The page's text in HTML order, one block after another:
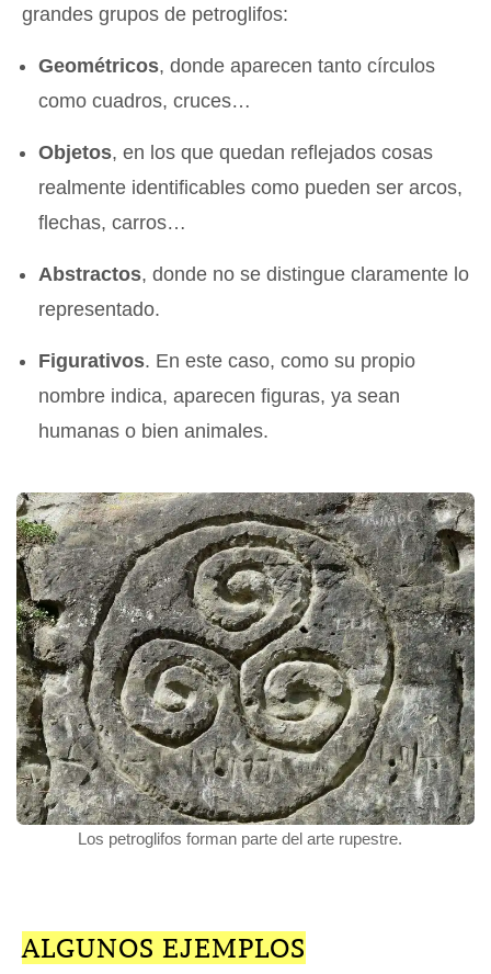
grandes grupos de petroglifos:
Geométricos, donde aparecen tanto círculos
como cuadros, cruces…
Objetos, en los que quedan reflejados cosas
realmente identificables como pueden ser arcos,
flechas, carros…
Abstractos, donde no se distingue claramente lo
representado.
Figurativos. En este caso, como su propio
nombre indica, aparecen figuras, ya sean
humanas o bien animales.
Los petroglifos forman parte del arte rupestre.
ALGUNOS EJEMPLOS